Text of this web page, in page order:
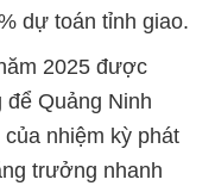
dự toán tỉnh giao.
2025 được
để Quảng Ninh
nhiệm kỳ phát
trưởng nhanh